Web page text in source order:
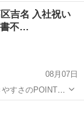
吉名 入社祝い
書不…
08月07日
すさのPOINT
不要の面接!服装
リ!資格手当ア